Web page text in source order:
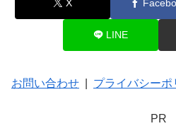
X
LINE
お問い合わせ プライバシーポ
PR